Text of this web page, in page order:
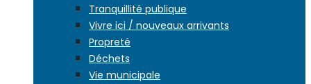
Tranquillité publique
Vivre ici / nouveaux arrivants
Propreté
Déchets
Vie municipale